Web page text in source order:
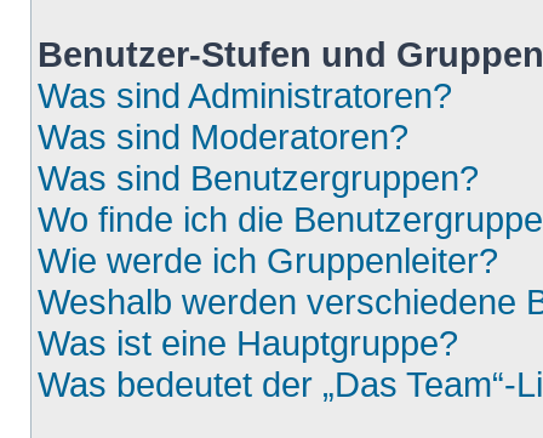
Benutzer-Stufen und Gruppen
Was sind Administratoren?
Was sind Moderatoren?
Was sind Benutzergruppen?
Wo finde ich die
Wie werde ich Gruppenleiter?
Weshalb werden verschiedene
Was ist eine Hauptgruppe?
Was bedeutet der „Das Team“-